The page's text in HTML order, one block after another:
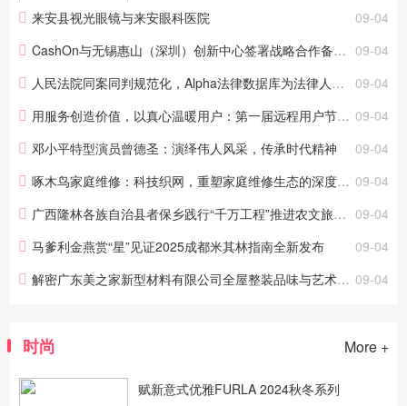
播一开始，蔡旺庭还略显生疏，但很快，就以自信
满满的姿态出现在镜头...
09-04
来安县视光眼镜与来安眼科医院
09-04
CashOn与无锡惠山（深圳）创新中心签署战略合作备忘录 共同推动大湾区数字经济发展
09-04
人民法院同案同判规范化，Alpha法律数据库为法律人提供技术支持
09-04
用服务创造价值，以真心温暖用户：第一届远程用户节正式开启！
09-04
邓小平特型演员曾德圣：演绎伟人风采，传承时代精神
09-04
啄木鸟家庭维修：科技织网，重塑家庭维修生态的深度探索
09-04
广西隆林各族自治县者保乡践行“千万工程”推进农文旅深度融合
09-04
马爹利金燕赏“星”见证2025成都米其林指南全新发布
09-04
解密广东美之家新型材料有限公司全屋整装品味与艺术交融的空间
时尚 More +
赋新意式优雅FURLA 2024秋冬系列